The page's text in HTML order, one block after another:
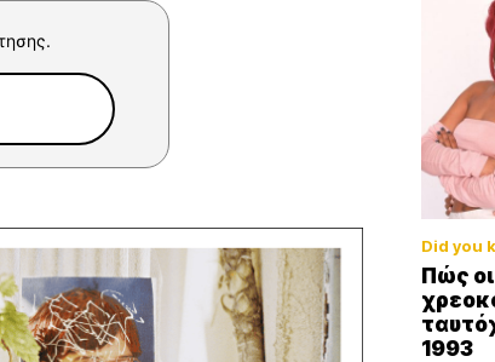
Did you
Πώς οι
1993